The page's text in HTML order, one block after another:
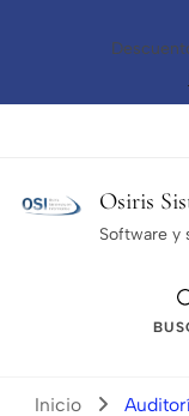
Osiris
Software y
Inicio